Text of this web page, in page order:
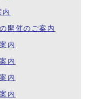
内
開催のご案内
内
内
内
内